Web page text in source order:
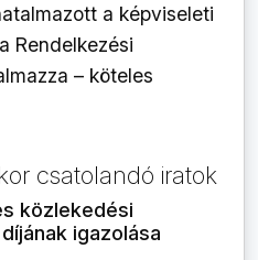
a képviseleti
Rendelkezési
– köteles
csatolandó iratok
közlekedési
igazolása